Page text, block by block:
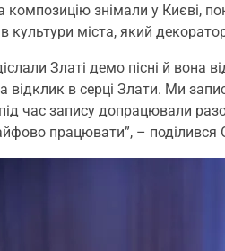
композицію знімали у Києві,
культури міста, який
Златі демо пісні й вона
відклик в серці Злати. Ми
під час запису допрацювали
працювати”, – поділився